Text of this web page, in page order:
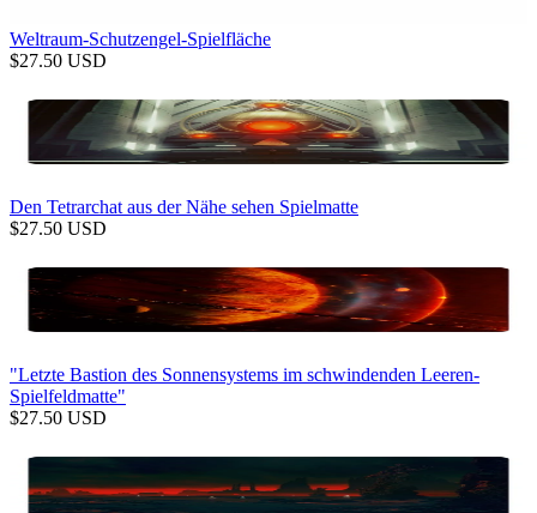
Weltraum-Schutzengel-Spielfläche
$27.50 USD
Den Tetrarchat aus der Nähe sehen Spielmatte
$27.50 USD
"Letzte Bastion des Sonnensystems im schwindenden Leeren-
Spielfeldmatte"
$27.50 USD